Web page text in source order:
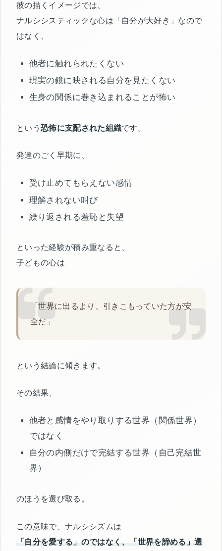
彼の描くイメージでは、
ナルシシスティックな心は「自分が大好き」なので
はなく、
他者に触れられたくない
現実の鏡に映される自分を見たくない
生身の関係に巻き込まれることが怖い
という 恐怖に支配された組織です。
発達のごく早期に、
受け止めてもらえない感情
理解されない叫び
繰り返される羞恥と失望
といった経験が積み重なると、
子どもの心は
「世界に出るより、引きこもっていた方が安
全だ」
という結論に傾きます。
その結果、
他者と感情をやり取りする世界（関係世界）
ではなく
自分の内側だけで完結する世界（自己完結世
界）
のほうを選び取る。
この意味で、ナルシシズムは
「自分を愛する」のではなく、「世界を諦める」選